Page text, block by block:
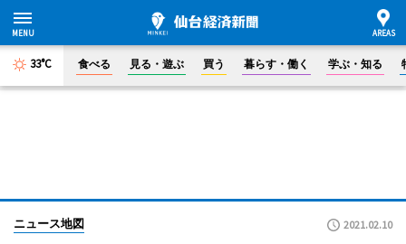
33°C 食べる 見る・遊ぶ 買う 暮らす・働く 学ぶ・知る
ニュース地図 2021.02.10